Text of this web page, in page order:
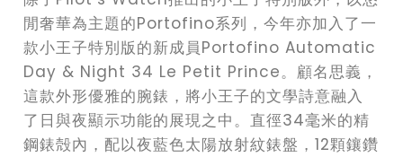
閒奢華為主題的Portofino系列，今年亦加入了一
款小王子特別版的新成員Portofino Automatic
Day & Night 34 Le Petit Prince。顧名思義，
這款外形優雅的腕錶，將小王子的文學詩意融入
了日與夜顯示功能的展現之中。直徑34毫米的精
鋼錶殻內，配以夜藍色太陽放射紋錶盤，12顆鑲鑽